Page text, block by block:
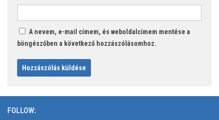
A nevem, e-mail címem, és weboldalcímem mentése a
böngészőben a következő hozzászólásomhoz.
FOLLOW: